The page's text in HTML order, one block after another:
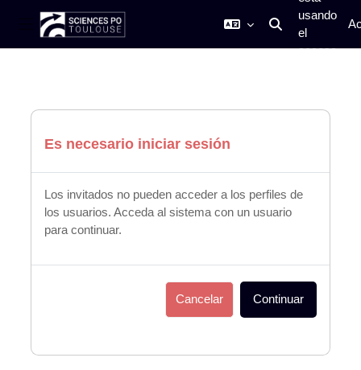
Panel lateral Selector de
usando
el
acceso
Es necesario iniciar sesión
Los invitados no pueden acceder a los perfiles de
los usuarios. Acceda al sistema con un usuario
para continuar.
Cancelar Continuar